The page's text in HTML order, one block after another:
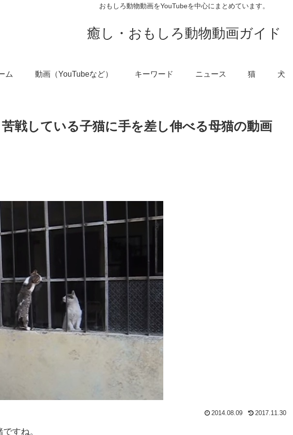
おもしろ動物動画をYouTubeを中心にまとめています。
癒し・おもしろ動物動画ガイド
ム 動画（YouTubeなど） キーワード ニュース 猫 犬
戦している子猫に手を差し伸べる母猫の動画
2014.08.09 2017.11.30
すね。